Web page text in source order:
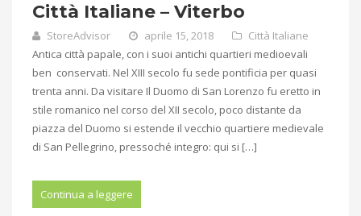
Città Italiane – Viterbo
StoreAdvisor aprile 15, 2018
Città Italiane
Antica città papale, con i suoi antichi quartieri medioevali
ben conservati. Nel XIII secolo fu sede pontificia per quasi
trenta anni. Da visitare Il Duomo di San Lorenzo fu eretto in
stile romanico nel corso del XII secolo, poco distante da
piazza del Duomo si estende il vecchio quartiere medievale
di San Pellegrino, pressoché integro: qui si […]
Continua a leggere